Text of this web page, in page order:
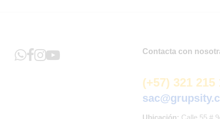
Contacta con
(+57) 321 215